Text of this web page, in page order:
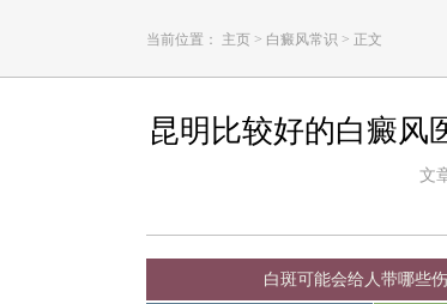
当前位置： 主页 > 白癜风常识 > 正文
昆明比较好的白癜风
文
白斑可能会给人带哪些